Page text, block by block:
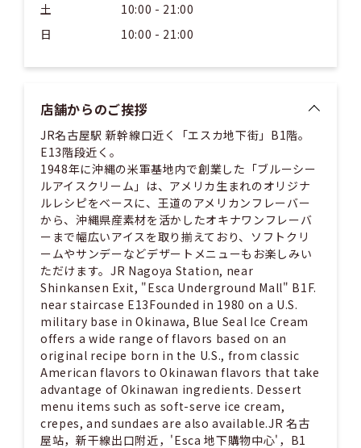
土
10:00 - 21:00
日
10:00 - 21:00
店舗からのご挨拶
JR名古屋駅 新幹線口近く「エスカ地下街」B1階。
E13階段近く。
1948年に沖縄の米軍基地内で創業した「ブルーシー
ルアイスクリーム」は、アメリカ生まれのオリジナ
ルレシピをベースに、王道のアメリカンフレーバー
から、沖縄県産素材を活かしたオキナワンフレーバ
ーまで幅広いアイスを取り揃えており、ソフトクリ
ームやサンデーなどデザートメニューもお楽しみい
ただけます。JR Nagoya Station, near
Shinkansen Exit, "Esca Underground Mall" B1F.
near staircase E13Founded in 1980 on a U.S.
military base in Okinawa, Blue Seal Ice Cream
offers a wide range of flavors based on an
original recipe born in the U.S., from classic
American flavors to Okinawan flavors that take
advantage of Okinawan ingredients. Dessert
menu items such as soft-serve ice cream,
crepes, and sundaes are also available.JR 名古
屋站，新干線出口附近，'Esca 地下購物中心'，B1